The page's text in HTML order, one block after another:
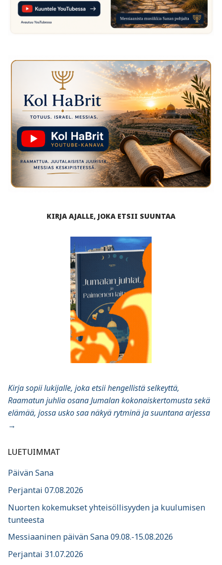
KIRJA AJALLE, JOKA ETSII SUUNTAA
Kirja sopii lukijalle, joka etsii hengellistä selkeyttä,
Raamatun juhlia osana Jumalan kokonaiskertomusta sekä
elämää, jossa usko saa näkyä rytminä ja suuntana arjessa
→
LUETUIMMAT
Päivän Sana
Perjantai 07.08.2026
Nuorten kokemukset yhteisöllisyyden ja kuulumisen
tunteesta
Messiaaninen päivän Sana 09.08.-15.08.2026
Perjantai 31.07.2026